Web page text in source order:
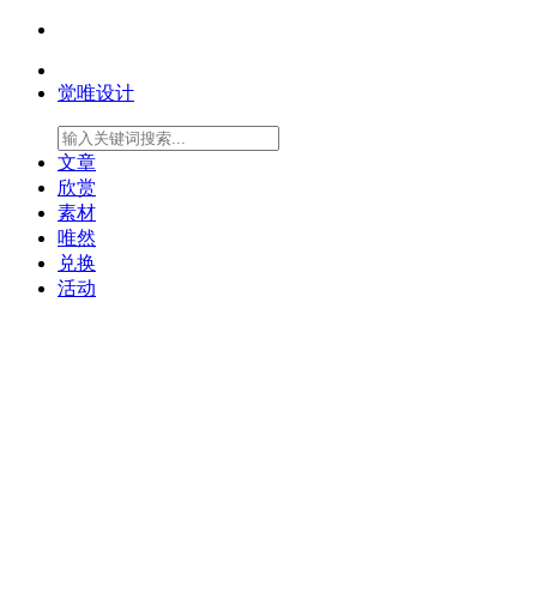
觉唯设计
文章
欣赏
素材
唯然
兑换
活动